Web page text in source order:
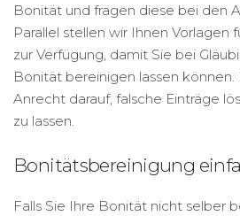
Bonität und fragen diese bei den
Parallel stellen wir Ihnen Vorlagen
zur Verfügung, damit Sie bei
Bonität bereinigen lassen können.
Anrecht darauf, falsche Einträge
zu lassen.
Bonitätsbereinigung
Falls Sie Ihre Bonität nicht selber